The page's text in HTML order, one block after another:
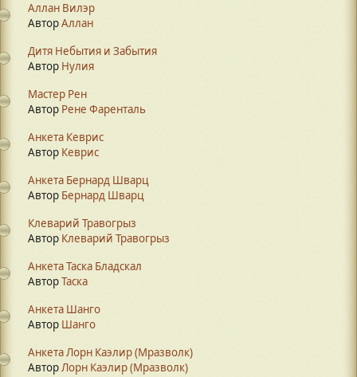
Аллан Вилэр
АвторАллан
Дитя Небытия и Забытия
Автор Нулия
Мастер Рен
Автор Рене Фаренталь
Анкета Кеврис
Автор Кеврис
Анкета Бернард Шварц
Автор Бернард Шварц
Клеварий Травогрыз
Автор Клеварий Травогрыз
Анкета Таска Бладскал
АвторТаска
Анкета Шанго
Автор Шанго
Анкета Лорн Каэлир (Мразволк)
АвторЛорн Каэлир (Мразволк)